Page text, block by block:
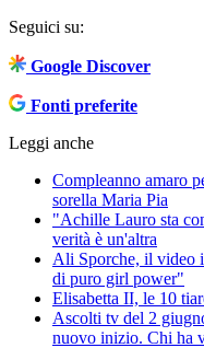
Seguici su:
Google Discover
Fonti preferite
Leggi anche
Compleanno amaro
sorella Maria Pia
"Achille Lauro sta
verità è un'altra
Ali Sporche, il video
di puro girl power"
Elisabetta II, le 10
Ascolti tv del 2
nuovo inizio. Chi ha